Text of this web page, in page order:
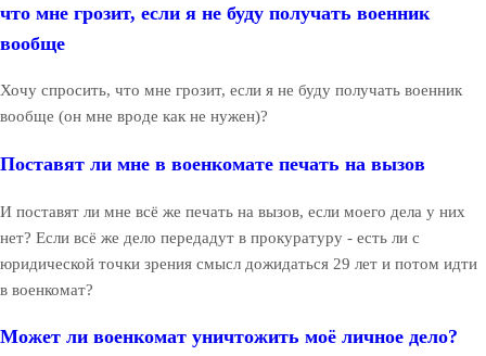
что мне грозит, если я не буду получать военник
вообще
Хочу спросить, что мне грозит, если я не буду получать военник
вообще (он мне вроде как не нужен)?
Поставят ли мне в военкомате печать на вызов
И поставят ли мне всё же печать на вызов, если моего дела у них
нет? Если всё же дело передадут в прокуратуру - есть ли с
юридической точки зрения смысл дожидаться 29 лет и потом идти
в военкомат?
Может ли военкомат уничтожить моё личное дело?